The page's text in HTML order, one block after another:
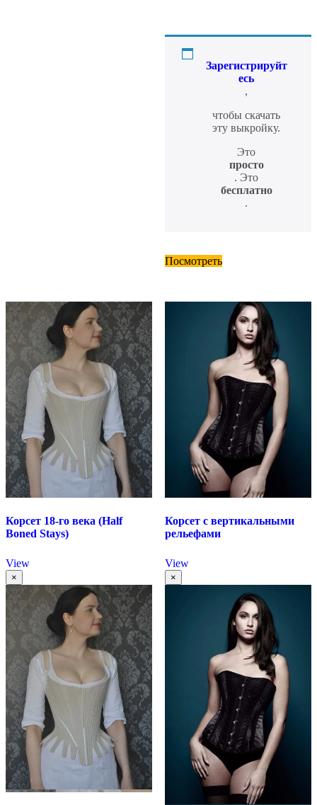
Зарегистрируйт
есь
,
чтобы скачать
эту выкройку.
Это
просто
. Это
бесплатно
.
Посмотреть
Корсет 18-го века (Half
Boned Stays)
View
×
Корсет с вертикальными
рельефами
View
×